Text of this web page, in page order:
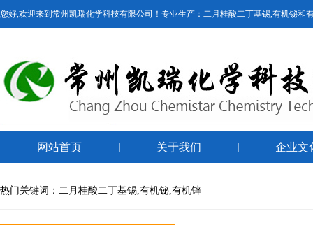
您好,欢迎来到常州凯瑞化学科技有限公司！专业生产：二月桂酸二丁基锡,有机铋和
网站首页 关于我们 企业文
热门关键词：二月桂酸二丁基锡,有机铋,有机锌